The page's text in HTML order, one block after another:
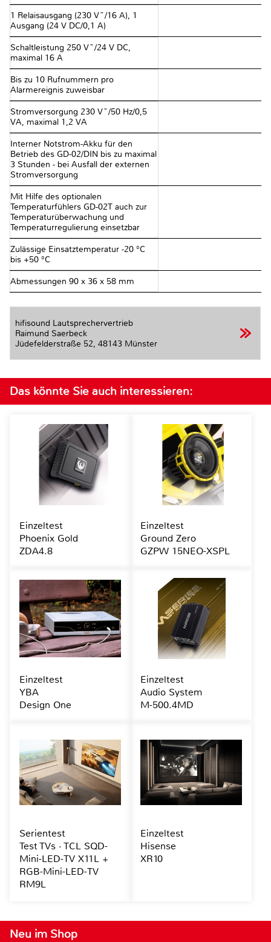
1 Relaisausgang (230 V~/16 A), 1
Ausgang (24 V DC/0,1 A)
Schaltleistung 250 V~/24 V DC,
maximal 16 A
Bis zu 10 Rufnummern pro
Alarmereignis zuweisbar
Stromversorgung 230 V~/50 Hz/0,5
VA, maximal 1,2 VA
Interner Notstrom-Akku für den
Betrieb des GD-02/DIN bis zu maximal
3 Stunden - bei Ausfall der externen
Stromversorgung
Mit Hilfe des optionalen
Temperaturfühlers GD-02T auch zur
Temperaturüberwachung und
Temperaturregulierung einsetzbar
Zulässige Einsatztemperatur -20 °C
bis +50 °C
Abmessungen 90 x 36 x 58 mm
hifisound Lautsprechervertrieb
Raimund Saerbeck
Jüdefelderstraße 52, 48143 Münster
Neu im Shop
Das könnte Sie auch interessieren:
Einzeltest
Phoenix Gold
ZDA4.8
Einzeltest
Ground Zero
GZPW 15NEO-XSPL
Einzeltest
YBA
Design One
Einzeltest
Audio System
M-500.4MD
Serientest
Test TVs · TCL SQD-
Mini-LED-TV X11L +
RGB-Mini-LED-TV
RM9L
Einzeltest
Hisense
XR10